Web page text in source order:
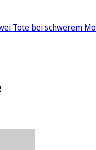
Tote bei schwerem